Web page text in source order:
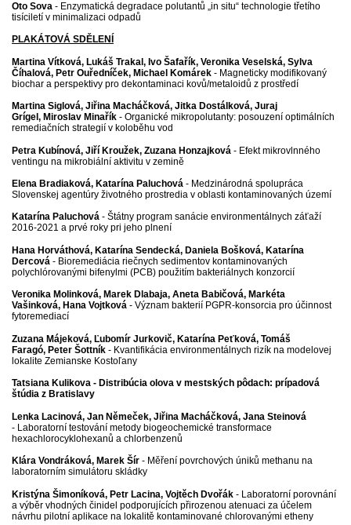
Oto Sova - Enzymatická degradace polutantů „in situ“ technologie třetího
tisíciletí v minimalizaci odpadů
PLAKÁTOVÁ SDĚLENÍ
Martina Vítková, Lukáš Trakal, Ivo Šafařík, Veronika Veselská, Sylva
Číhalová, Petr Ouředníček, Michael Komárek - Magneticky modifikovaný
biochar a perspektivy pro dekontaminaci kovů/metaloidů z prostředí
Martina Siglová, Jiřina Macháčková, Jitka Dostálková, Juraj
Grígel, Miroslav Minařík - Organické mikropolutanty: posouzení optimálních
remediačních strategií v koloběhu vod
Petra Kubínová, Jiří Kroužek, Zuzana Honzajková - Efekt mikrovlnného
ventingu na mikrobiální aktivitu v zemině
Elena Bradiaková, Katarína Paluchová - Medzinárodná spolupráca
Slovenskej agentúry životného prostredia v oblasti kontaminovaných území
Katarína Paluchová - Štátny program sanácie environmentálnych záťaží
2016-2021 a prvé roky pri jeho plnení
Hana Horváthová, Katarína Sendecká, Daniela Bošková, Katarína
Dercová - Bioremediácia riečnych sedimentov kontaminovaných
polychlórovanými bifenylmi (PCB) použitím bakteriálnych konzorcií
Veronika Molinková, Marek Dlabaja, Aneta Babičová, Markéta
Vašinková, Hana Vojtková - Význam bakterií PGPR-konsorcia pro účinnost
fytoremediací
Zuzana Májeková, Ľubomír Jurkovič, Katarína Peťková, Tomáš
Faragó, Peter Šottník - Kvantifikácia environmentálnych rizík na modelovej
lokalite Zemianske Kostoľany
Tatsiana Kulikova - Distribúcia olova v mestských pôdach: prípadová
štúdia z Bratislavy
Lenka Lacinová, Jan Němeček, Jiřina Macháčková, Jana Steinová
- Laboratorní testování metody biogeochemické transformace
hexachlorocyklohexanů a chlorbenzenů
Klára Vondráková, Marek Šír - Měření povrchových úniků methanu na
laboratorním simulátoru skládky
Kristýna Šimoníková, Petr Lacina, Vojtěch Dvořák - Laboratorní porovnání
a výběr vhodných činidel podporujících přirozenou atenuaci za účelem
návrhu pilotní aplikace na lokalitě kontaminované chlorovanými etheny